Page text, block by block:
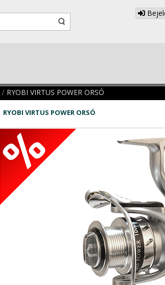
RYOBI VIRTUS POWER ORSÓ
RYOBI VIRTUS POWER ORSÓ